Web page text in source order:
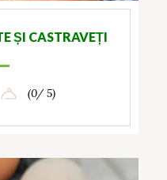
ȘI CASTRAVEȚI
(0/ 5)